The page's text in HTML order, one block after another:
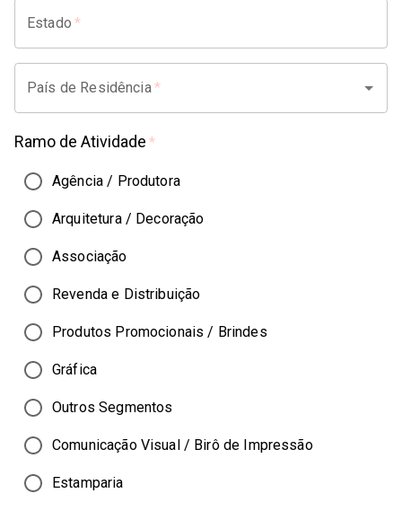
Estado *
País de Residência*
Ramo de Atividade *
Agência / Produtora
Arquitetura / Decoração
Associação
Revenda e Distribuição
Produtos Promocionais / Brindes
Gráfica
Outros Segmentos
Comunicação Visual / Birô de Impressão
Estamparia